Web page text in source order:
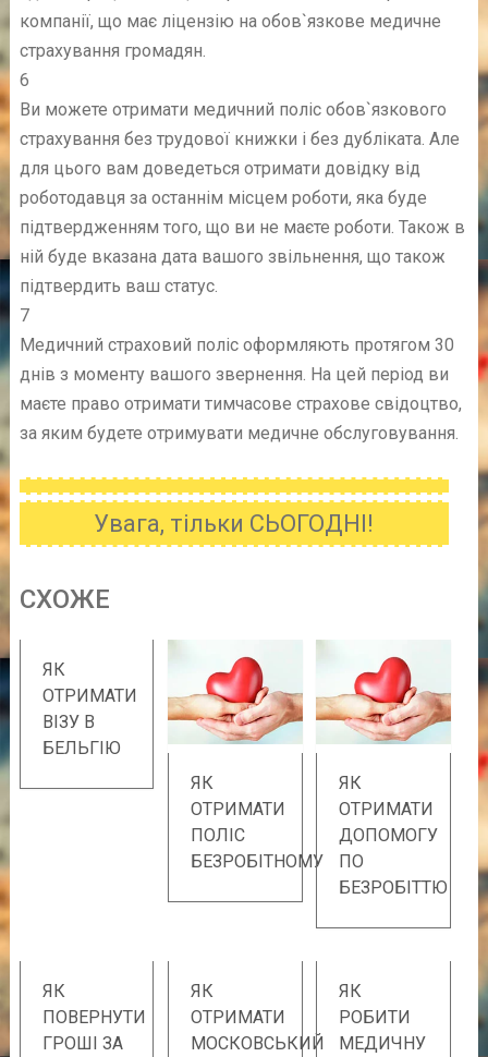
компанії, що має ліцензію на обов`язкове медичне
страхування громадян.
6
Ви можете отримати медичний поліс обов`язкового
страхування без трудової книжки і без дубліката. Але
для цього вам доведеться отримати довідку від
роботодавця за останнім місцем роботи, яка буде
підтвердженням того, що ви не маєте роботи. Також в
ній буде вказана дата вашого звільнення, що також
підтвердить ваш статус.
7
Медичний страховий поліс оформляють протягом 30
днів з моменту вашого звернення. На цей період ви
маєте право отримати тимчасове страхове свідоцтво,
за яким будете отримувати медичне обслуговування.
Увага, тільки СЬОГОДНІ!
CХОЖE
ЯК
ОТРИМАТИ
ВІЗУ В
БЕЛЬГІЮ
ЯК
ОТРИМАТИ
ПОЛІС
БЕЗРОБІТНОМУ
ЯК
ОТРИМАТИ
ДОПОМОГУ
ПО
БЕЗРОБІТТЮ
ЯК
ПОВЕРНУТИ
ГРОШІ ЗА
ЯК
ОТРИМАТИ
МОСКОВСЬКИЙ
ЯК
РОБИТИ
МЕДИЧНУ